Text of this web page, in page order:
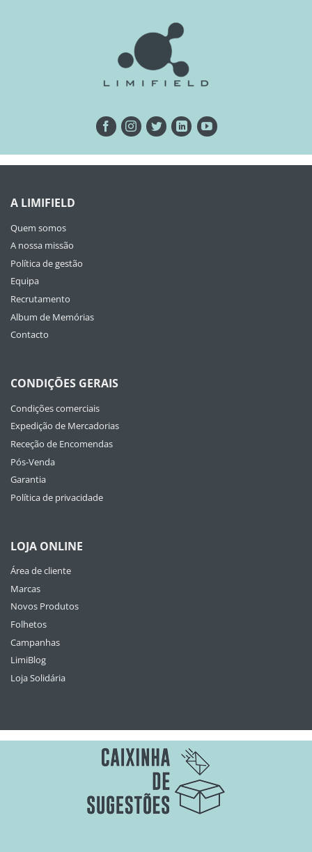
A LIMIFIELD
Quem somos
A nossa missão
Política de gestão
Equipa
Recrutamento
Album de Memórias
Contacto
CONDIÇÕES GERAIS
Condições comerciais
Expedição de Mercadorias
Receção de Encomendas
Pós-Venda
Garantia
Política de privacidade
LOJA ONLINE
Área de cliente
Marcas
Novos Produtos
Folhetos
Campanhas
LimiBlog
Loja Solidária